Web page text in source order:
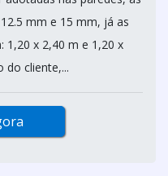
mm e 15 mm, já as
1,20 x 2,40 m e 1,20 x
do cliente,...